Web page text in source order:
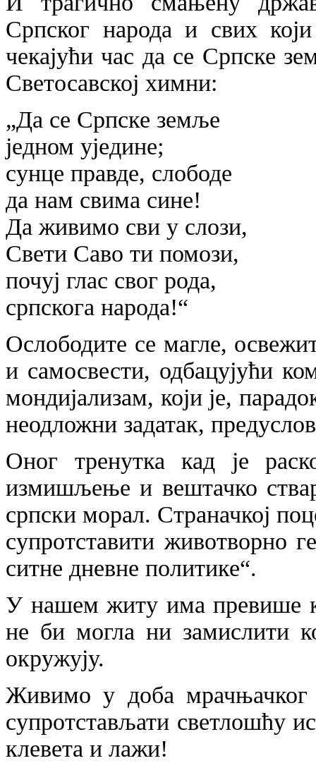
Српског народа и свих
чекајући час да се Српске
Светосавској химни:
„Да се Српске земље
једном уједине;
сунце правде, слободе
да нам свима сине!
Да живимо сви у слози,
Свети Саво ти помози,
почуј глас свог рода,
српскога народа!“
Ослободите се магле,
и самосвести, одбацујући
мондијализам, који је,
неодложни задатак,
Оног тренутка кад је
измишљење и вештачко
српски морал. Страначкој
супротставити животворно
ситне дневне политике“.
У нашем житу има превише
не би могла ни замислити
окружују.
Живимо у доба мрачњачког
супротстављати светлошћу
клевета и лажи!